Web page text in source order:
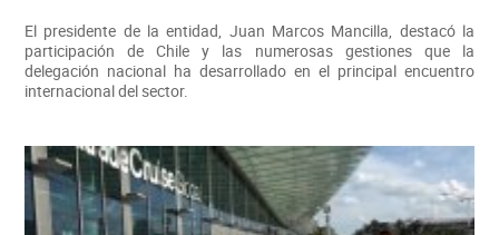
El presidente de la entidad, Juan Marcos Mancilla, destacó la
participación de Chile y las numerosas gestiones que la
delegación nacional ha desarrollado en el principal encuentro
internacional del sector.